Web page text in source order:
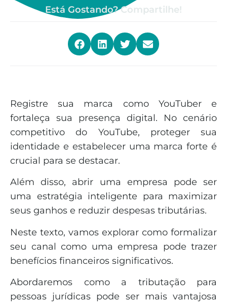
Está Gostando? Compartilhe!
Registre sua marca como YouTuber e
fortaleça sua presença digital. No cenário
competitivo do YouTube, proteger sua
identidade e estabelecer uma marca forte é
crucial para se destacar.
Além disso, abrir uma empresa pode ser
uma estratégia inteligente para maximizar
seus ganhos e reduzir despesas tributárias.
Neste texto, vamos explorar como formalizar
seu canal como uma empresa pode trazer
benefícios financeiros significativos.
Abordaremos como a tributação para
pessoas jurídicas pode ser mais vantajosa